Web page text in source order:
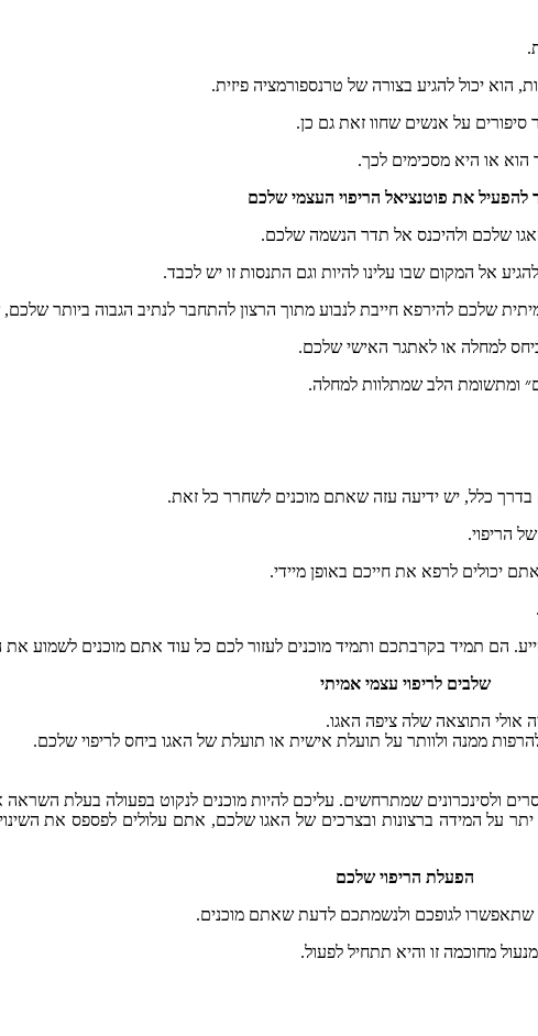
.
, הוא יכול להגיע בצורה של טרנספורמציה פיזית.
סיפורים על אנשים שחוו זאת גם כן.
הוא או היא מסכימים לכך.
להפעיל את פוטנציאל הריפוי העצמי שלכם
שלכם ולהיכנס אל תדר הנשמה שלכם.
להגיע אל המקום שבו עלינו להיות וגם התנסות זו יש לכבד.
שלכם להירפא חייבת לנבוע מתוך הרצון להתחבר לנתיב הגבוה ביותר שלכם,
למחלה או לאתגר האישי שלכם.
ומתשומת הלב שמתלוות למחלה.
בדרך כלל, יש ידיעה עזה שאתם מוכנים לשחרר כל זאת.
של הריפוי.
יכולים לרפא את חייכם באופן מיידי.
.
. הם תמיד בקרבתכם ותמיד מוכנים לעזור לכם כל עוד אתם מוכנים לשמוע את
שלבים לריפוי עצמי אמיתי
אולי התוצאה שלה ציפה האגו.
ממנה ולוותר על תועלת אישית או תועלת של האגו ביחס לריפוי שלכם.
ולסינכרונים שמתרחשים. עליכם להיות מוכנים לנקוט בפעולה בעלת השראה
יתר על המידה ברצונות ובצרכים של האגו שלכם, אתם עלולים לפספס את
הפעלת הריפוי שלכם
שתאפשרו לגופכם ולנשמתכם לדעת שאתם מוכנים.
מחוכמה זו והיא תתחיל לפעול.